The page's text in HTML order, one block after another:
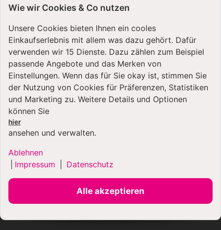
VERSANDARTEN
ZAHLUNGSARTEN
Wie wir Cookies & Co nutzen
Unsere Cookies bieten Ihnen ein cooles
Einkaufserlebnis mit allem was dazu gehört. Dafür
verwenden wir 15 Dienste. Dazu zählen zum Beispiel
passende Angebote und das Merken von
Einstellungen. Wenn das für Sie okay ist, stimmen Sie
der Nutzung von Cookies für Präferenzen, Statistiken
und Marketing zu. Weitere Details und Optionen
können Sie
hier
ansehen und verwalten.
Ablehnen
Impressum Datenschutz
Alle akzeptieren